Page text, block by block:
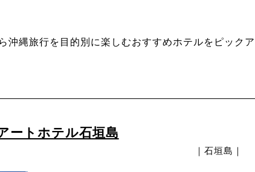
沖縄旅行を目的別に楽しむおすすめホテルをピックア
ートホテル石垣島
｜石垣島｜